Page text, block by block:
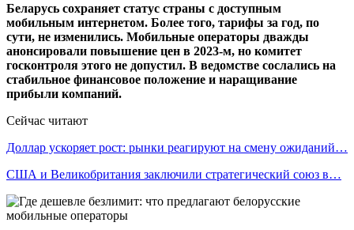
Беларусь сохраняет статус страны с доступным
мобильным интернетом. Более того, тарифы за год, по
сути, не изменились. Мобильные операторы дважды
анонсировали повышение цен в 2023-м, но комитет
госконтроля этого не допустил. В ведомстве сослались на
стабильное финансовое положение и наращивание
прибыли компаний.
Сейчас читают
Доллар ускоряет рост: рынки реагируют на смену ожиданий…
США и Великобритания заключили стратегический союз в…